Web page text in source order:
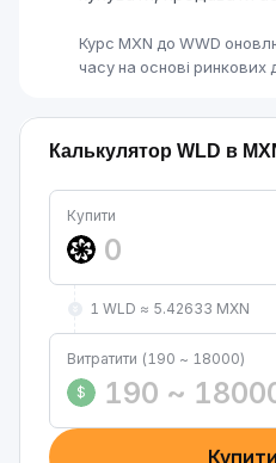
Курс MXN до WWD
часу на основі ринкових
Калькулятор WLD в
Купити
1 WLD ≈ 5.42633 MXN
Витратити (190 ~ 18000)
$